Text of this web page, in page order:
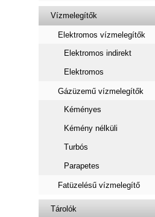
Vízmelegítők
Elektromos vízmelegítők
Elektromos indirekt
Elektromos
Gázüzemű vízmelegítők
Kéményes
Kémény nélküli
Turbós
Parapetes
Fatüzelésű vízmelegítő
Tárolók